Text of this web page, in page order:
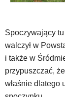
Spoczywający tu
walczył w
i także w
przypuszczać,
właśnie dlatego